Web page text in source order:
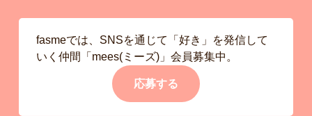
fasmeでは、SNSを通じて「好き」を発信して
いく仲間「mees(ミーズ)」会員募集中。
応募する